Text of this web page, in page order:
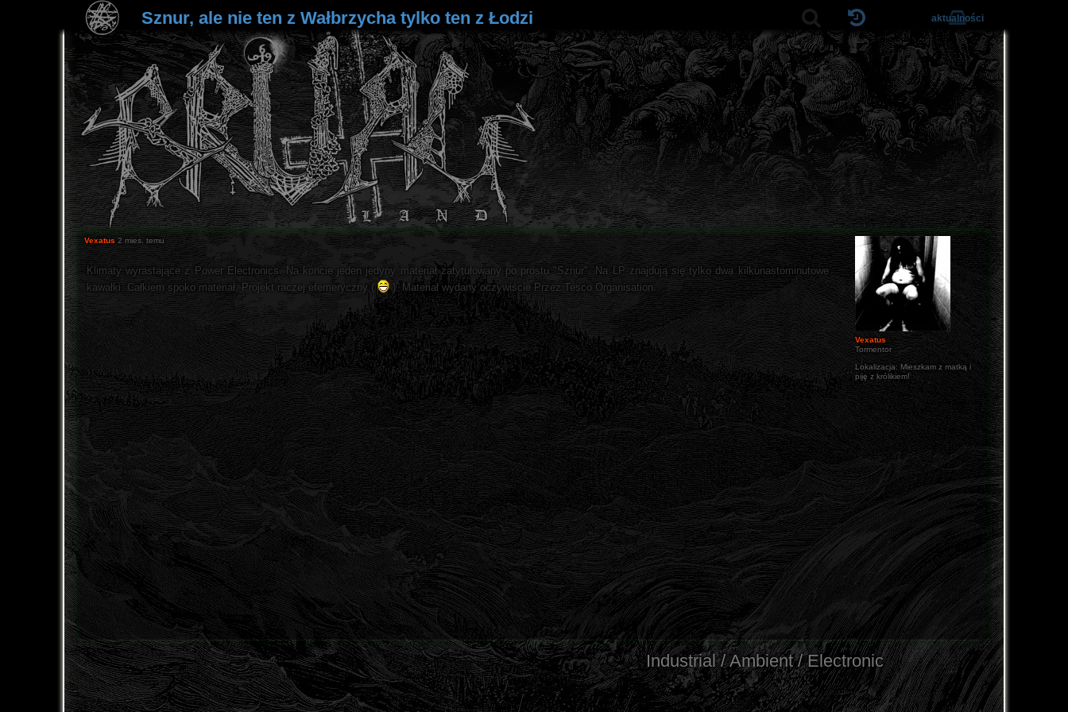
Sznur, ale nie ten z Wałbrzycha tylko ten z Łodzi aktualności
Vexatus
Tormentor
Lokalizacja: Mieszkam z matką i
piję z królikiem!
Vexatus 2 mies. temu
Klimaty wyrastające z Power Electronics. Na koncie jeden jedyny materiał zatytułowany po prostu "Sznur". Na LP znajdują się tylko dwa kilkunastominutowe
kawałki. Całkiem spoko materiał. Projekt raczej efemeryczny (
). Materiał wydany oczywiście Przez Tesco Organisation.
Industrial / Ambient / Electronic